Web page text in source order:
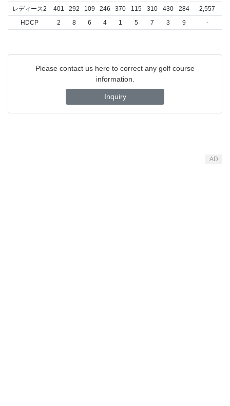
レディース2
401 292 109 246 370 115 310 430 284
2,557
HDCP
2 8 6 4 1 5 7 3 9 -
Please contact us here to correct any golf course
information.
Inquiry
AD